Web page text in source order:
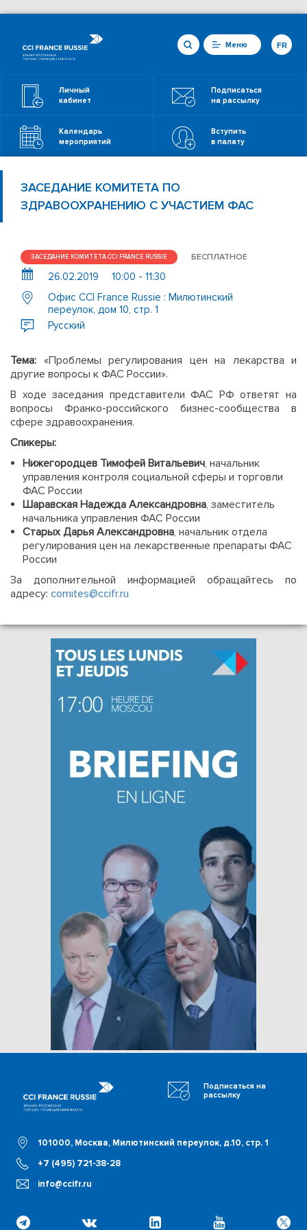
Меню
Личный
кабинет
Подписаться
на рассылку
Календарь
мероприятий
Вступить
в палату
FR
ЗАСЕДАНИЕ КОМИТЕТА ПО
ЗДРАВООХРАНЕНИЮ С УЧАСТИЕМ ФАС
ЗАСЕДАНИЕ КОМИТЕТА CCI FRANCE RUSSIE БЕСПЛАТНОЕ
26.02.2019
10:00 - 11:30
Офис CCI France Russie : Милютинский
переулок, дом 10, стр. 1
Русский
Тема: «Проблемы регулирования цен на лекарства и
другие вопросы к ФАС России».
В ходе заседания представители ФАС РФ ответят на
вопросы Франко-российского бизнес-сообщества в
сфере здравоохранения.
Спикеры:
Нижегородцев Тимофей Витальевич, начальник
управления контроля социальной сферы и торговли
ФАС России
Шаравская Надежда Александровна, заместитель
начальника управления ФАС России
Старых Дарья Александровна, начальник отдела
регулирования цен на лекарственные препараты ФАС
России
За дополнительной информацией обращайтесь по
адресу: comites@ccifr.ru
101000, Москва, Милютинский переулок, д.10, стр. 1
+7 (495) 721-38-28
info@ccifr.ru
Подписаться на
рассылку